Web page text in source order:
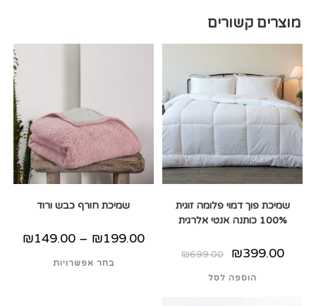
מוצרים קשורים
שמיכת פוך דמוי פלומה זוגית
100% כותנה אנטי אלרגית
₪699.00
המחיר
המקורי
₪699.00.
₪399.00
המחיר
הנוכחי
₪399.00.
הוספה לסל
שמיכת חורף כבש ורוד
₪149.00 – ₪199.00
טווח
מחירים:
בחר אפשרויות